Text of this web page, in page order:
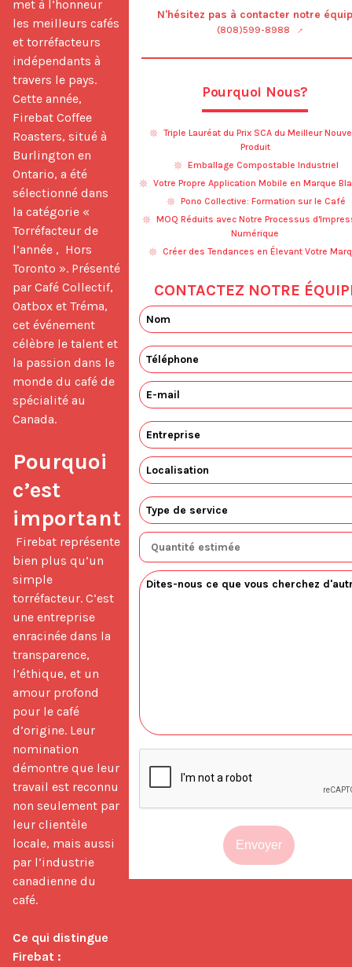
met à l’honneur
les meilleurs cafés
et torréfacteurs
indépendants à
travers le pays.
Cette année,
Firebat Coffee
Roasters, situé à
Burlington en
Ontario, a été
sélectionné dans
la catégorie «
Torréfacteur de
l’année ,  Hors
Toronto ». Présenté
par Café Collectif,
Oatbox et Tréma,
cet événement
célèbre le talent et
la passion dans le
monde du café de
spécialité au
Canada.
Pourquoi
c’est
important
bien plus qu’un
simple
torréfacteur. C’est
une entreprise
enracinée dans la
transparence,
l’éthique, et un
amour profond
pour le café
d’origine. Leur
nomination
démontre que leur
travail est reconnu
non seulement par
leur clientèle
locale, mais aussi
par l’industrie
canadienne du
café.
Ce qui distingue
Firebat :
N'hésitez pas à contacter notre
(808)599-8988
Pourquoi Nous?
Triple Lauréat du Prix SCA du Meilleur
Produit
Emballage Compostable Industriel
Votre Propre Application Mobile en Marque
Pono Collective: Formation sur le Café
MOQ Réduits avec Notre Processus
Numérique
Créer des Tendances en Élevant Votre
CONTACTEZ NOTRE
Envoyer